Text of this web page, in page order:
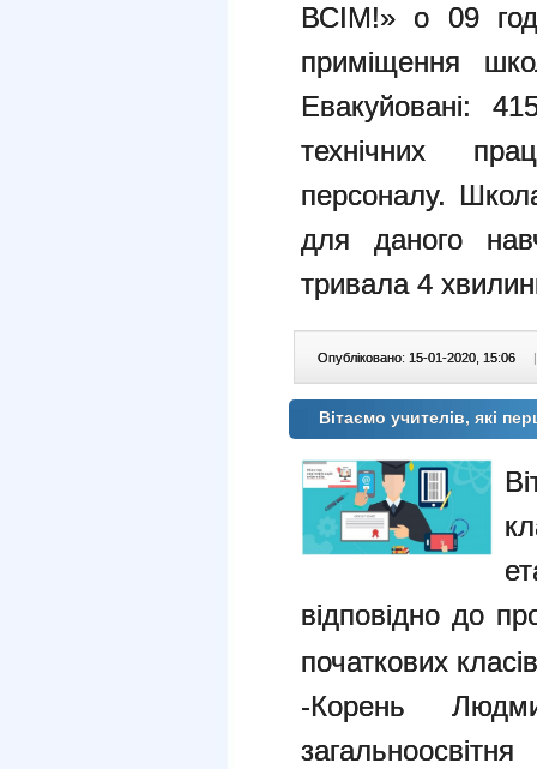
ВСІМ!» о 09
приміщення
Евакуйовані:
технічних
персоналу.
для даного
тривала 4
Опубліковано: 15-01-2020, 15:06
Вітаємо учителів, які
відповідно до
початкових
-Корень